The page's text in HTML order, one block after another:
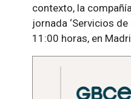
contexto, la
jornada ‘Servicios
11:00 horas, en